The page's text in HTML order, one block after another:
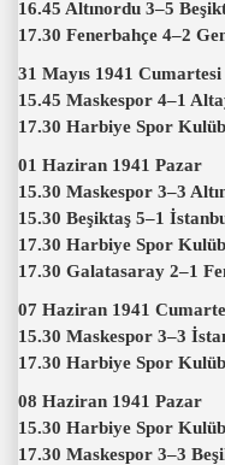
16.45 Altınordu 3–5
17.30 Fenerbahçe 4–2
31 Mayıs 1941 Cumartesi
15.45 Maskespor 4–1
17.30 Harbiye Spor
01 Haziran 1941 Pazar
15.30 Maskespor 3–3
15.30 Beşiktaş 5–1
17.30 Harbiye Spor
17.30 Galatasaray 2–1
07 Haziran 1941
15.30 Maskespor 3–3
17.30 Harbiye Spor
08 Haziran 1941 Pazar
15.30 Harbiye Spor
17.30 Maskespor 3–3